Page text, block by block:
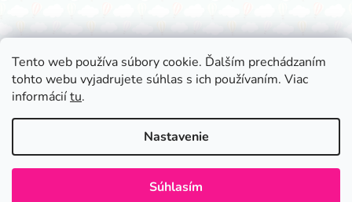
Tento web používa súbory cookie. Ďalším prechádzaním
tohto webu vyjadrujete súhlas s ich používaním. Viac
informáciítu.
Nastavenie
Súhlasím
vyhradené.